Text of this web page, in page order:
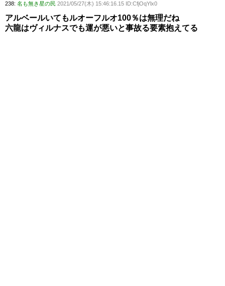
238: 名も無き星の民 2021/05/27(木) 15:46:16.15 ID:CfjOqYlx0
アルベールいてもルオーフルオ100％は無理だね
六龍はヴィルナスでも運が悪いと事故る要素抱えてる